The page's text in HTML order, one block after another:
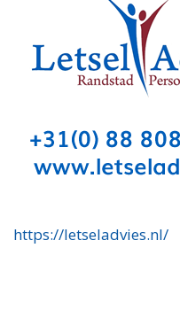
https://letseladvies.nl/